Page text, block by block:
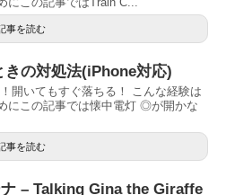
事を読む
の対処法(iPhone対応)
開いてもすぐ落ちる！ こんな経験は
にこの記事では懐中電灯 ◎が開かな
事を読む
– Talking Gina the Giraffe